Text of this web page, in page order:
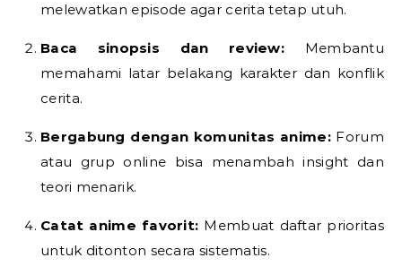
melewatkan episode agar cerita tetap utuh.
Baca sinopsis dan review: Membantu
memahami latar belakang karakter dan konflik
cerita.
Bergabung dengan komunitas anime:Forum
atau grup online bisa menambah insight dan
teori menarik.
Catat anime favorit: Membuat daftar prioritas
untuk ditonton secara sistematis.